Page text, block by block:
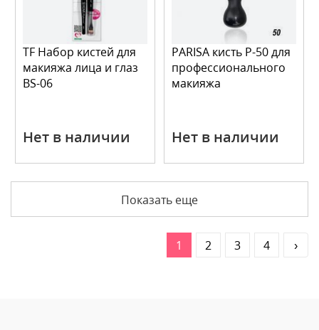
TF Набор кистей для
макияжа лица и глаз
BS-06
Нет в наличии
PARISA кисть P-50 для
профессионального
макияжа
Нет в наличии
Показать еще
1 2 3 4 ›